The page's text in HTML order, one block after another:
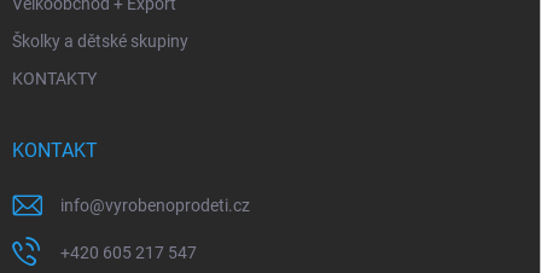
Školky a dětské skupiny
KONTAKTY
KONTAKT
info@vyrobenoprodeti.cz
+420 605 217 547